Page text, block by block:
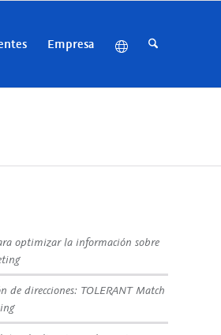
Empresa
optimizar la información sobre
de direcciones: TOLERANT Match